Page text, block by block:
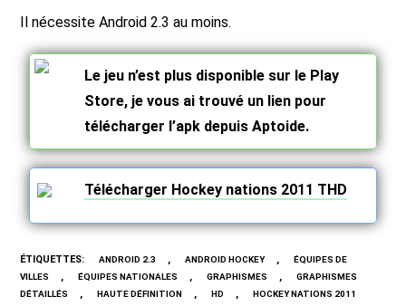
Il nécessite Android 2.3 au moins.
Le jeu n’est plus disponible sur le Play
Store, je vous ai trouvé un lien pour
télécharger l’apk depuis Aptoide.
Télécharger Hockey nations 2011 THD
ÉTIQUETTES: ANDROID 2.3 , ANDROID HOCKEY ,
ÉQUIPES DE
VILLES
, ÉQUIPES NATIONALES , GRAPHISMES ,
GRAPHISMES
DÉTAILLÉS
, HAUTE DÉFINITION , HD , HOCKEY NATIONS 2011